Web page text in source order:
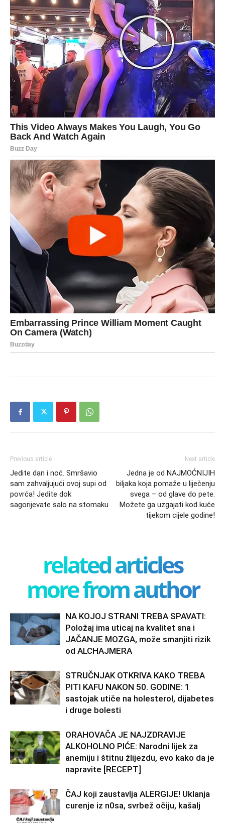
Previous article
Jedite dan i noć. Smršavio
sam zahvaljujući ovoj supi od
povrća! Jedite dok
sagorijevate salo na stomaku
Next article
Jedna je od NAJMOĆNIJIH
biljaka koja pomaže u liječenju
svega – od glave do pete.
Možete ga uzgajati kod kuće
tijekom cijele godine!
related articles
more from author
NA KOJOJ STRANI TREBA SPAVATI:
Položaj ima uticaj na kvalitet sna i
JAČANJE MOZGA, može smanjiti rizik
od ALCHAJMERA
STRUČNJAK OTKRIVA KAKO TREBA
PITI KAFU NAKON 50. GODINE: 1
sastojak utiče na holesterol, dijabetes
i druge bolesti
ORAHOVAČA JE NAJZDRAVIJE
ALKOHOLNO PIĆE: Narodni lijek za
anemiju i štitnu žlijezdu, evo kako da je
napravite [RECEPT]
ČAJ koji zaustavlja ALERGIJE! Uklanja
curenje iz n0sa, svrbež očiju, kašalj